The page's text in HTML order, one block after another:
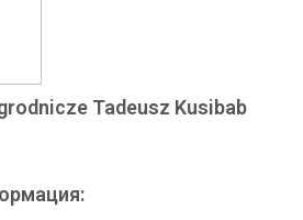
Tadeusz Kusibab